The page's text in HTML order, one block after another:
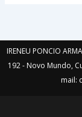
IRENEU PONCIO
192 - Novo Mundo,
mail: